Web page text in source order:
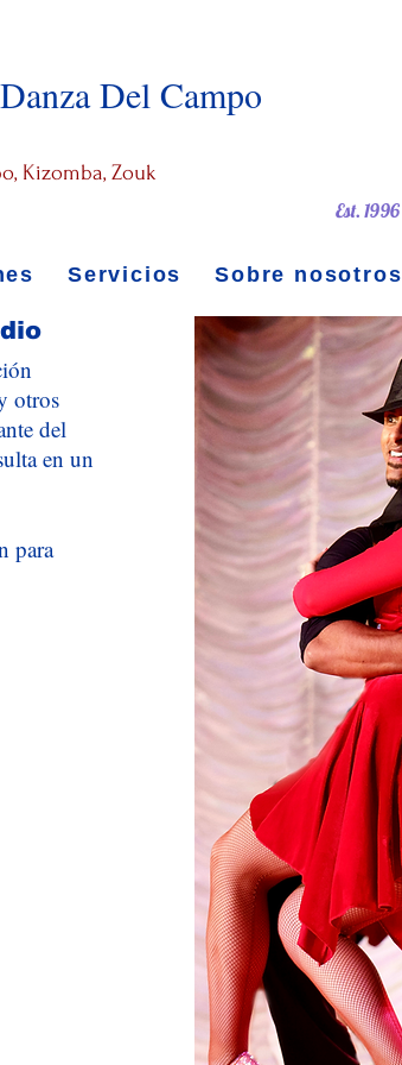
Del Campo
Est. 1996
Kizomba, Zouk
Servicios Sobre nosotros
otros
del
en un
para